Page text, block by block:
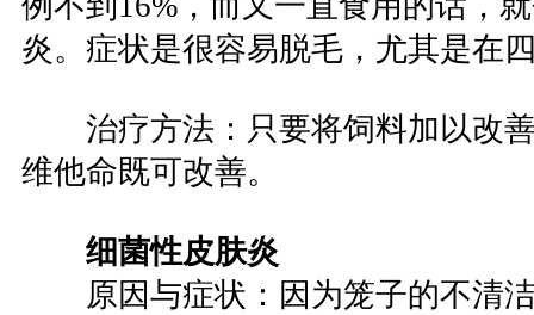
炎。症状是很容易脱毛，尤其是在
治疗方法：只要将饲料加以改
维他命既可改善。
细菌性皮肤炎
原因与症状：因为笼子的不清